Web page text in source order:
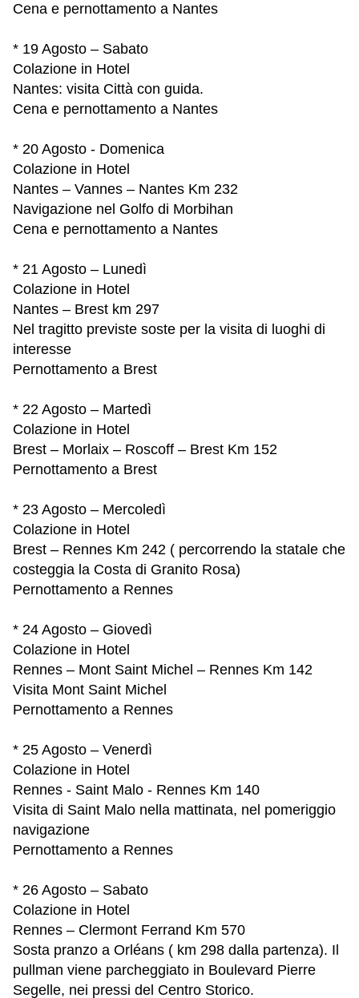
Cena e pernottamento a Nantes
* 19 Agosto – Sabato
Colazione in Hotel
Nantes: visita Città con guida.
Cena e pernottamento a Nantes
* 20 Agosto - Domenica
Colazione in Hotel
Nantes – Vannes – Nantes Km 232
Navigazione nel Golfo di Morbihan
Cena e pernottamento a Nantes
* 21 Agosto – Lunedì
Colazione in Hotel
Nantes – Brest km 297
Nel tragitto previste soste per la visita di luoghi di
interesse
Pernottamento a Brest
* 22 Agosto – Martedì
Colazione in Hotel
Brest – Morlaix – Roscoff – Brest Km 152
Pernottamento a Brest
* 23 Agosto – Mercoledì
Colazione in Hotel
Brest – Rennes Km 242 ( percorrendo la statale che
costeggia la Costa di Granito Rosa)
Pernottamento a Rennes
* 24 Agosto – Giovedì
Colazione in Hotel
Rennes – Mont Saint Michel – Rennes Km 142
Visita Mont Saint Michel
Pernottamento a Rennes
* 25 Agosto – Venerdì
Colazione in Hotel
Rennes - Saint Malo - Rennes Km 140
Visita di Saint Malo nella mattinata, nel pomeriggio
navigazione
Pernottamento a Rennes
* 26 Agosto – Sabato
Colazione in Hotel
Rennes – Clermont Ferrand Km 570
Sosta pranzo a Orléans ( km 298 dalla partenza). Il
pullman viene parcheggiato in Boulevard Pierre
Segelle, nei pressi del Centro Storico.